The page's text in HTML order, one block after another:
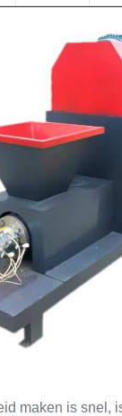
maken is snel,